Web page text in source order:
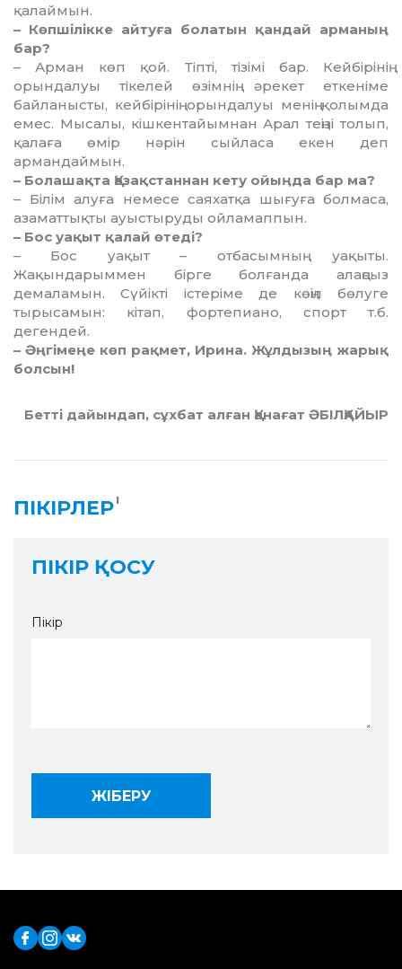
қалаймын.
– Көпшілікке айтуға болатын қандай арманың
бар?
– Арман көп қой. Тіпті, тізімі бар. Кейбірінің
орындалуы тікелей өзімнің әрекет еткеніме
байланысты, кейбірінің орындалуы менің қолымда
емес. Мысалы, кішкентайымнан Арал теңізі толып,
қалаға өмір нәрін сыйласа екен деп
армандаймын.
– Болашақта Қазақстаннан кету ойыңда бар ма?
– Білім алуға немесе саяхатқа шығуға болмаса,
азаматтықты ауыстыруды ойламаппын.
– Бос уақыт қалай өтеді?
– Бос уақыт – отбасымның уақыты.
Жақындарыммен бірге болғанда алаңсыз
демаламын. Сүйікті істеріме де көңіл бөлуге
тырысамын: кітап, фортепиано, спорт т.б.
дегендей.
– Әңгімеңе көп рақмет, Ирина. Жұлдызың жарық
болсын!
Бетті дайындап, сұхбат алған Қанағат ӘБІЛҚАЙЫР
ПІКІРЛЕР1
ПІКІР ҚОСУ
Пікір